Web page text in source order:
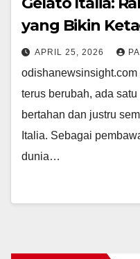
yang Bikin
APRIL 25, 2026
terus berubah, ada
bertahan dan justru
Italia. Sebagai
dunia…